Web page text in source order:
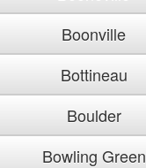
Boonville
Bottineau
Boulder
Bowling Green